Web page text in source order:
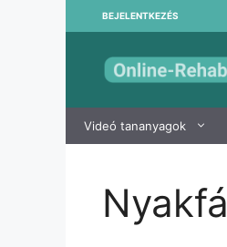
BEJELENTKEZÉS
Videó tananyagok